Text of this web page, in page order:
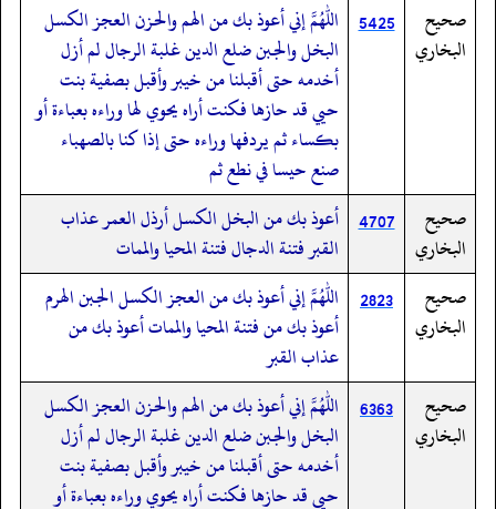
صحيح
البخاري
5425 اللهم إني أعوذ بك من الهم والحزن العجز الكسل
البخل والجبن ضلع الدين غلبة الرجال لم أزل
أخدمه حتى أقبلنا من خيبر وأقبل بصفية بنت
حيي قد حازها فكنت أراه يحوي لها وراءه بعباءة أو
بكساء ثم يردفها وراءه حتى إذا كنا بالصهباء
صنع حيسا في نطع ثم
صحيح
البخاري
4707 أعوذ بك من البخل الكسل أرذل العمر عذاب
القبر فتنة الدجال فتنة المحيا والممات
صحيح
البخاري
2823
اللهم إني أعوذ بك من العجز الكسل الجبن الهرم
أعوذ بك من فتنة المحيا والممات أعوذ بك من
عذاب القبر
صحيح
البخاري
6363
اللهم إني أعوذ بك من الهم والحزن العجز الكسل
البخل والجبن ضلع الدين غلبة الرجال لم أزل
أخدمه حتى أقبلنا من خيبر وأقبل بصفية بنت
حيي قد حازها فكنت أراه يحوي وراءه بعباءة أو